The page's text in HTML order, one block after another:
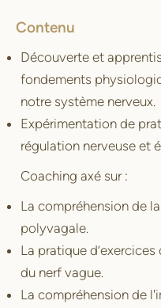
Contenu
Découverte et
fondements
notre système nerveux.
Expérimentation de
régulation nerveuse et
Coaching axé sur :
La compréhension de
polyvagale.
La pratique
du nerf vague.
La compréhension de